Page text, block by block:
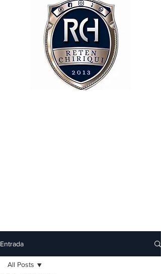
Entrada
All Posts